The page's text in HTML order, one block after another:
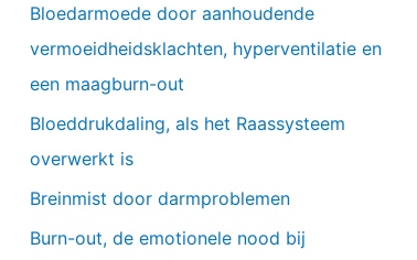
Bloedarmoede door aanhoudende
vermoeidheidsklachten, hyperventilatie en
een maagburn-out
Bloeddrukdaling, als het Raassysteem
overwerkt is
Breinmist door darmproblemen
Burn-out, de emotionele nood bij